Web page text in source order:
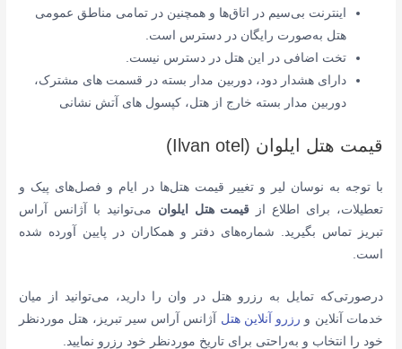
اینترنت بی‌سیم در اتاق‌ها و همچنین در تمامی مناطق عمومی
هتل به‌صورت رایگان در دسترس است.
تخت اضافی در این هتل در دسترس نیست.
دارایهشدار دود، دوربین مدار بسته در قسمت های مشترک،
دوربین مدار بسته خارج از هتل، کپسول های آتش نشانی
قیمت هتل ایلوان (Ilvan otel)
با توجه به نوسان لیر و تغییر قیمت هتل‌ها در ایام و فصل‌های پیک و
تعطیلات، برای اطلاع از قیمت هتل ایلوان می‌توانید با آژانس آراس
تبریز تماس بگیرید. شماره‌های دفتر و همکاران در پایین آورده شده
است.
درصورتی‌که تمایل به رزرو هتل در وان را دارید، می‌توانید از میان
خدمات آنلاین و رزرو آنلاین هتل
آژانس آراس سیر تبریز، هتل موردنظر
خود را انتخاب و به‌راحتی برای تاریخ موردنظر خود رزرو نمایید.